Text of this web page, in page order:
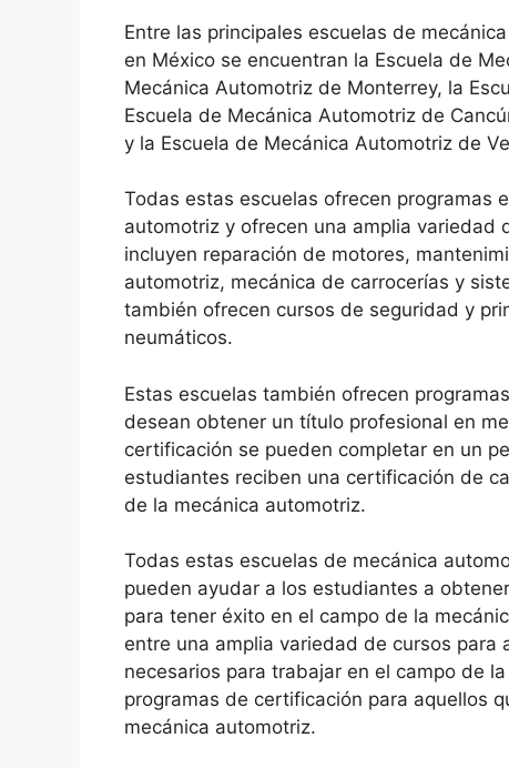
Entre las principales escuelas de
en México se encuentran la Escuela de
Mecánica Automotriz de Monterrey, la
Escuela de Mecánica Automotriz de
y la Escuela de Mecánica Automotriz de
Todas estas escuelas ofrecen programas
automotriz y ofrecen una amplia variedad
incluyen reparación de motores,
automotriz, mecánica de carrocerías y
también ofrecen cursos de seguridad y
neumáticos.
Estas escuelas también ofrecen
desean obtener un título profesional en
certificación se pueden completar en un
estudiantes reciben una certificación de
de la mecánica automotriz.
Todas estas escuelas de mecánica
pueden ayudar a los estudiantes a
para tener éxito en el campo de la
entre una amplia variedad de cursos
necesarios para trabajar en el campo de
programas de certificación para aquellos
mecánica automotriz.